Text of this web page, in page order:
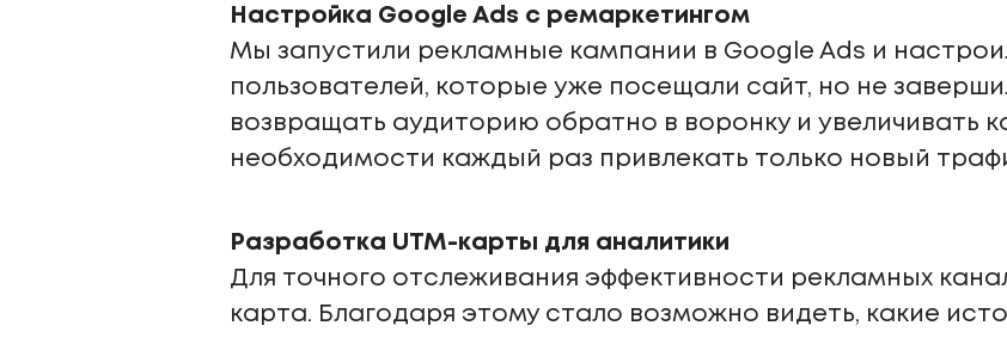
Настройка Google Ads с ремаркетингом
Мы запустили рекламные кампании в Google Ads и
пользователей, которые уже посещали сайт, но не
возвращать аудиторию обратно в воронку и увеличивать
необходимости каждый раз привлекать только новый
Разработка UTM-карты для аналитики
Для точного отслеживания эффективности рекламных
карта. Благодаря этому стало возможно видеть, какие